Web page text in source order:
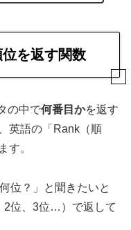
を返す関数
の中で何番目かを返す
英語の「Rank（順
す。
位？」と聞きたいと
2位、3位…）で返して